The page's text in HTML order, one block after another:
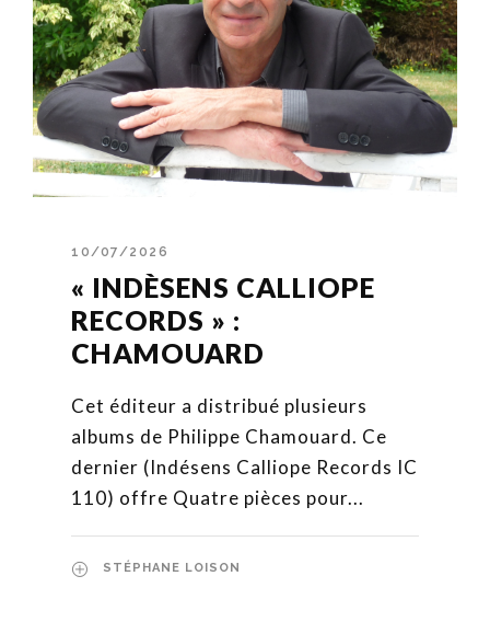
10/07/2026
« INDÈSENS CALLIOPE
RECORDS » :
CHAMOUARD
Cet éditeur a distribué plusieurs
albums de Philippe Chamouard. Ce
dernier (Indésens Calliope Records IC
110) offre Quatre pièces pour...
STÉPHANE LOISON